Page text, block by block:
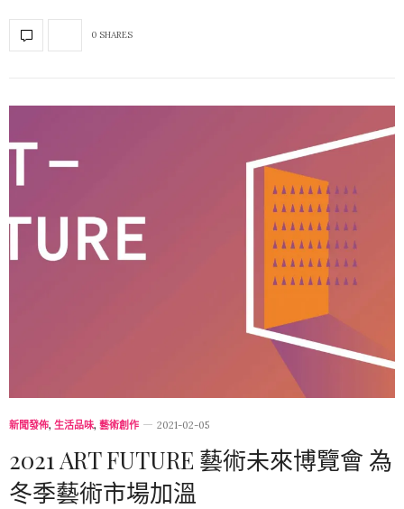
0 SHARES
新聞發佈, 生活品味, 藝術創作 2021-02-05
2021 ART FUTURE 藝術未來博覽會 為
冬季藝術市場加溫